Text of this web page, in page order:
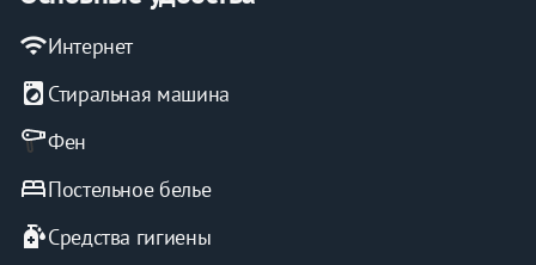
wifiИнтернет
local_laundry_service Стиральная машина
Фен
bedПостельное белье
sanitizerСредства гигиены